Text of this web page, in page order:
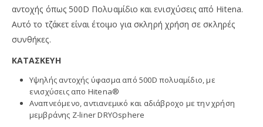
αντοχής όπως 500D Πολυαμίδιο και ενισχύσεις από Hitena.
Αυτό το τζάκετ είναι έτοιμο για σκληρή χρήση σε σκληρές
συνθήκες.
ΚΑΤΑΣΚΕΥΗ
Υψηλής αντοχής ύφασμα από 500D πολυαμίδιο, με
ενισχύσεις απο Hitena®
Αναπνεόμενο, αντιανεμικό και αδιάβροχο με την χρήση
μεμβράνης Z-liner DRYOsphere